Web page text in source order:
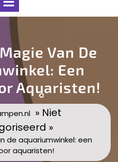
Van De
Een
Aquaristen!
» Niet
»
de aquariumwinkel: een
aquaristen!